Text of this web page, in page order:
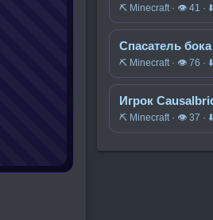
⛏️ Minecraft · 👁 41 ·
Спасатель бока
⛏️ Minecraft · 👁 76 ·
Игрок
⛏️ Minecraft · 👁 37 ·